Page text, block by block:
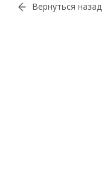
Вернуться назад